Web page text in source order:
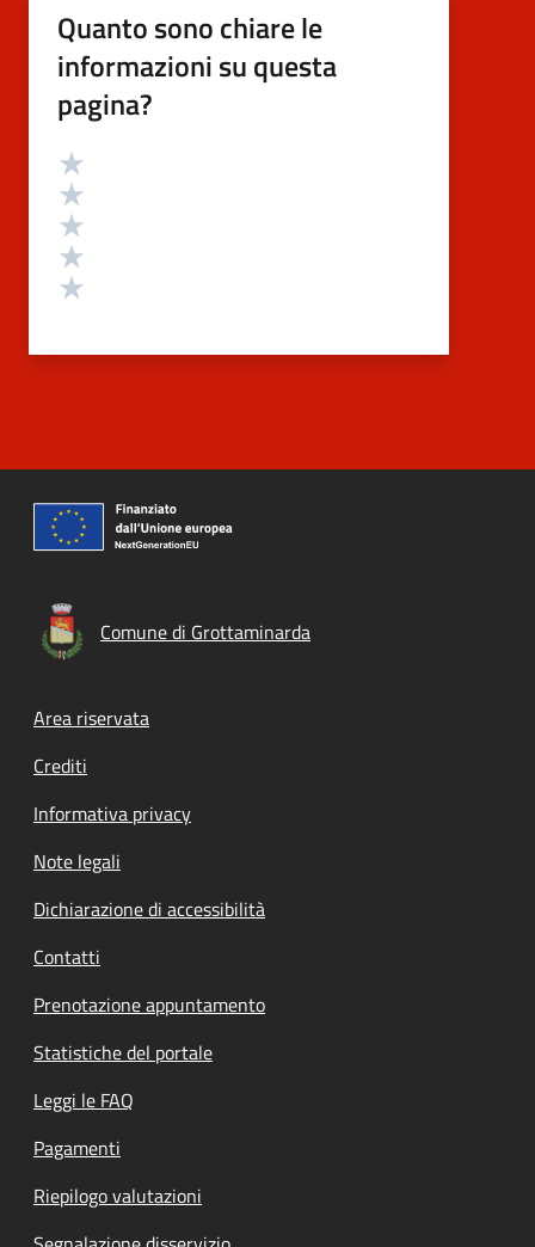
Quanto sono chiare le
informazioni su questa
pagina?
Valutazione
Comune di Grottaminarda
Footer menu
Area riservata
Crediti
Informativa privacy
Note legali
Dichiarazione di accessibilità
Contatti
Prenotazione appuntamento
Statistiche del portale
Leggi le FAQ
Pagamenti
Riepilogo valutazioni